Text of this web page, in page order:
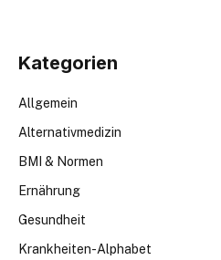
Kategorien
Allgemein
Alternativmedizin
BMI & Normen
Ernährung
Gesundheit
Krankheiten-Alphabet